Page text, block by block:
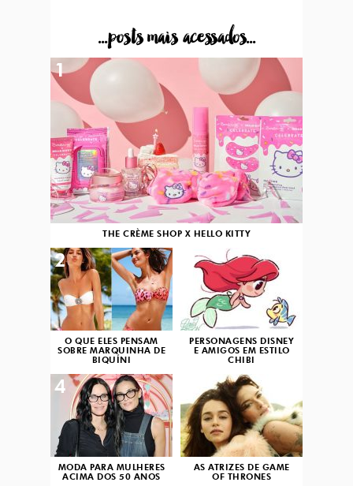
...posts mais acessados...
THE CRÈME SHOP X HELLO KITTY
1
O QUE ELES PENSAM
SOBRE MARQUINHA DE
BIQUÍNI
2
PERSONAGENS DISNEY
E AMIGOS EM ESTILO
CHIBI
3
MODA PARA MULHERES
ACIMA DOS 50 ANOS
4
AS ATRIZES DE GAME
OF THRONES